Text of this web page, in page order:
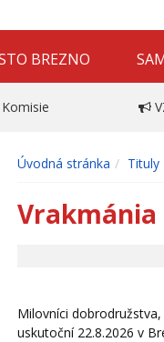
BREZNO
Komisie
Úvodná stránka Tituly
Milovníci
uskutoční 22.8.2026 v